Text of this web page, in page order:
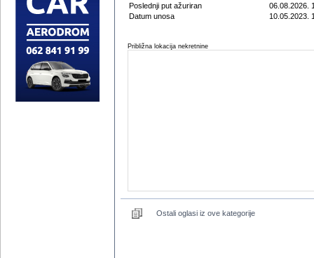
Poslednji put ažuriran
06.08.2026.
Datum unosa
10.05.2023.
Približna lokacija nekretnine
Ostali oglasi iz ove kategorije